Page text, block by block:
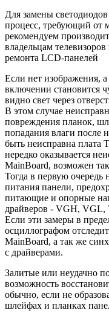
Для замены
процесс, требующий от
рекомендуем
владельцам
ремонта LCD-панелей
Если нет изображения, а
включении становится
видно свет через
В этом случае
повреждения планок,
попадания влаги после
быть неисправна плата
нередко оказывается
MainBoard, возможен
Тогда в первую очередь
питания панели,
питающие и опорные
драйверов - VGH, VGL,
Если эти замеры в
осциллографом
MainBoard, а так же
с драйверами.
Залитые или неудачно
возможность
обычно, если не
шлейфах и планках